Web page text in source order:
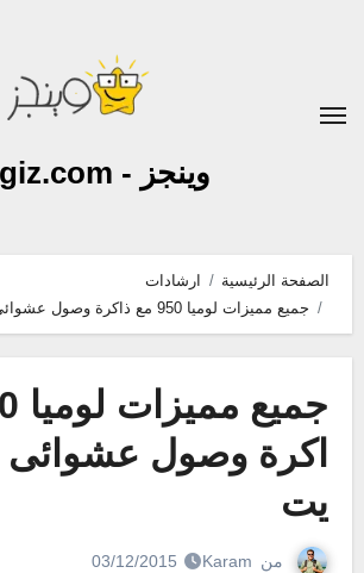
وينجز - wingiz.com
الصفحة الرئيسية
ارشادات
جميع مميزات لوميا 950 مع ذاكرة وصول عشوائى 4 جيجابايت
يت
من Karam
03/12/2015